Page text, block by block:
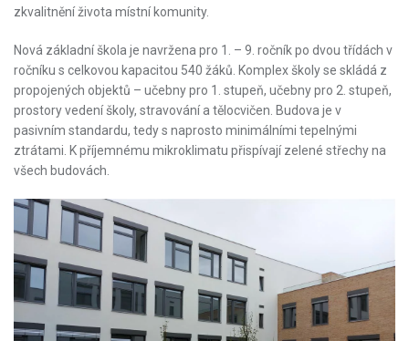
zkvalitnění života místní komunity.
Nová základní škola je navržena pro 1. – 9. ročník po dvou třídách v
ročníku s celkovou kapacitou 540 žáků. Komplex školy se skládá z
propojených objektů – učebny pro 1. stupeň, učebny pro 2. stupeň,
prostory vedení školy, stravování a tělocvičen. Budova je v
pasivním standardu, tedy s naprosto minimálními tepelnými
ztrátami. K příjemnému mikroklimatu přispívají zelené střechy na
všech budovách.